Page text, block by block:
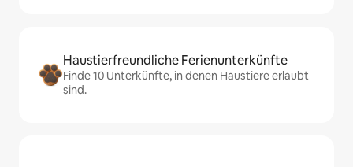
Haustierfreundliche Ferienunterkünfte
Finde 10 Unterkünfte, in denen Haustiere erlaubt
sind.